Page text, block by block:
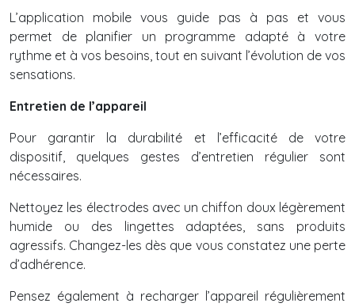
L’application mobile vous guide pas à pas et vous
permet de planifier un programme adapté à votre
rythme et à vos besoins, tout en suivant l’évolution de vos
sensations.
Entretien de l’appareil
Pour garantir la durabilité et l’efficacité de votre
dispositif, quelques gestes d’entretien régulier sont
nécessaires.
Nettoyez les électrodes avec un chiffon doux légèrement
humide ou des lingettes adaptées, sans produits
agressifs. Changez-les dès que vous constatez une perte
d’adhérence.
Pensez également à recharger l’appareil régulièrement